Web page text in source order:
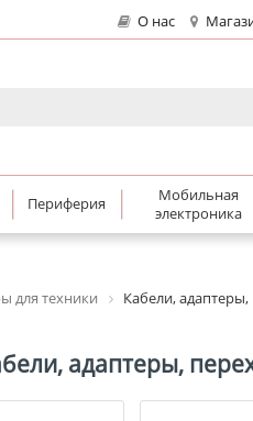
О нас
Периферия
Мобильная
электроника
для техники Кабели,
адаптеры,